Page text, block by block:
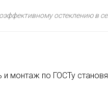
остеклению в
монтаж по ГОСТу